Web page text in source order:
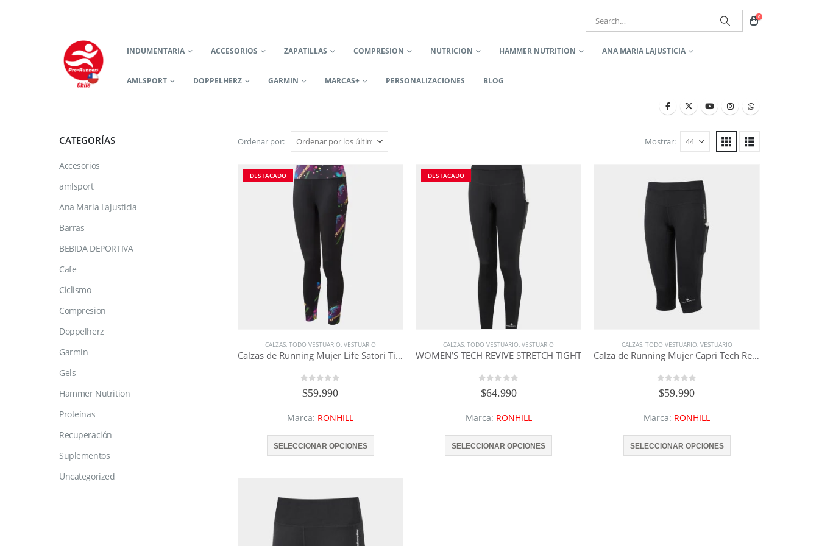
0
INDUMENTARIA ACCESORIOS ZAPATILLAS COMPRESION NUTRICION HAMMER NUTRITION ANA MARIA LAJUSTICIA
AMLSPORT DOPPELHERZ GARMIN MARCAS+ PERSONALIZACIONES BLOG
Ordenar por: Mostrar:
DESTACADO
CALZAS, TODO VESTUARIO, VESTUARIO
Calzas de Running Mujer Life Satori Tight – RONHILL
0
$59.990
Marca: RONHILL
SELECCIONAR OPCIONES
producto
DESTACADO
CALZAS,TODO VESTUARIO,VESTUARIO
WOMEN’S TECH REVIVE STRETCH TIGHT
0
$64.990
Marca: RONHILL
SELECCIONAR OPCIONES
producto
CALZAS, TODO VESTUARIO, VESTUARIO
Calza de Running Mujer Capri Tech Revive – RONHILL
0
$59.990
Marca: RONHILL
SELECCIONAR OPCIONES
producto
CATEGORÍAS
Accesorios
amlsport
Ana Maria Lajusticia
Barras
BEBIDA DEPORTIVA
Cafe
Ciclismo
Compresion
Doppelherz
Garmin
Gels
Hammer Nutrition
Proteínas
Recuperación
Suplementos
Uncategorized